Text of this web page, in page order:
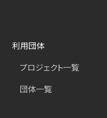
利用団体
プロジェクト一覧
団体一覧